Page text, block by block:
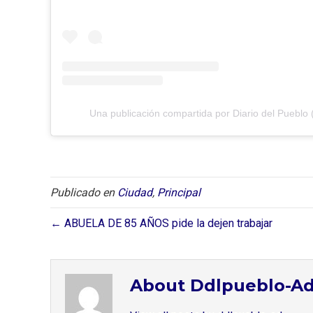
Una publicación compartida por Diario del Pueblo
Publicado en Ciudad, Principal
← ABUELA DE 85 AÑOS pide la dejen trabajar
About Ddlpueblo-Ad